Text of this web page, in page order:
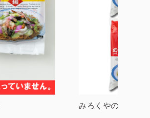
みろくやの週末セ